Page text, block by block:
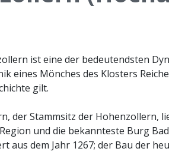
ist eine der bedeutendsten
eines Mönches des Klosters
gilt.
der Stammsitz der Hohenzollern,
und die bekannteste Burg
aus dem Jahr 1267; der Bau der